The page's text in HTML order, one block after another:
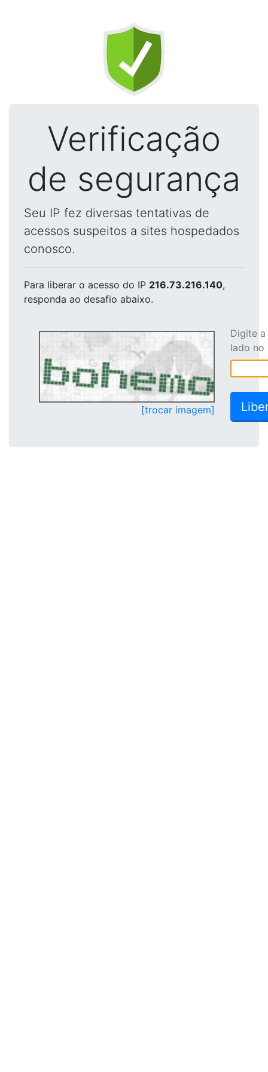
Verificação
de segurança
Seu IP fez diversas tentativas de
acessos suspeitos a sites hospedados
conosco.
Para liberar o acesso do IP 216.73.216.140,
responda ao desafio abaixo.
[trocar imagem]
Digite
lado no